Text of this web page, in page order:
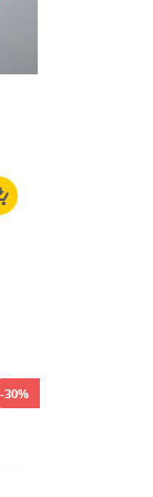
-30%